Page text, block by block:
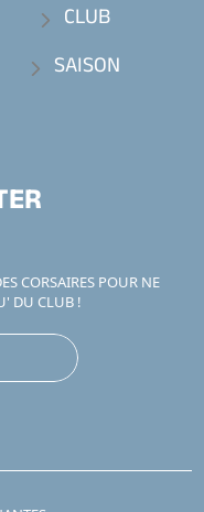
CLUB
SAISON
CORSAIRES POUR NE
DU CLUB !